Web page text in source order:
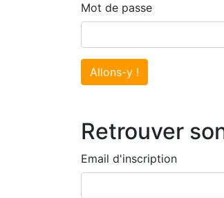
Mot de passe
Allons-y !
Retrouver
Email d'inscription